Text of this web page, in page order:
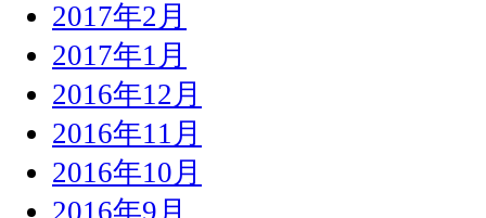
2017年2月
2017年1月
2016年12月
2016年11月
2016年10月